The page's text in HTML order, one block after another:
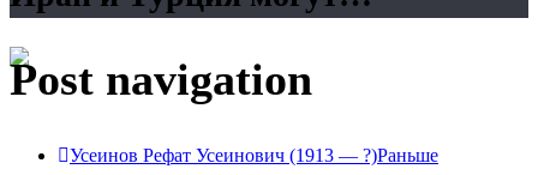
Post navigation
Усеинов Рефат Усеинович (1913 — ?)Раньше